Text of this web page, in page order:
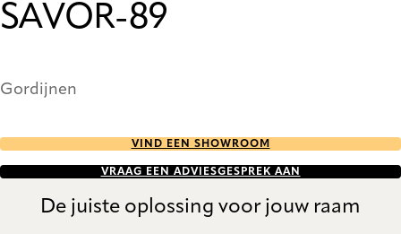
SAVOR-89
Gordijnen
VIND EEN SHOWROOM
VRAAG EEN ADVIESGESPREK AAN
De juiste oplossing voor jouw raam